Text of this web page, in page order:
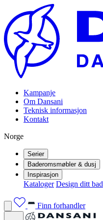
Kampanje
Om Dansani
Teknisk informasjon
Kontakt
Norge
Serier
Baderomsmøbler & dusj
Inspirasjon
Kataloger Design ditt bad
Finn forhandler